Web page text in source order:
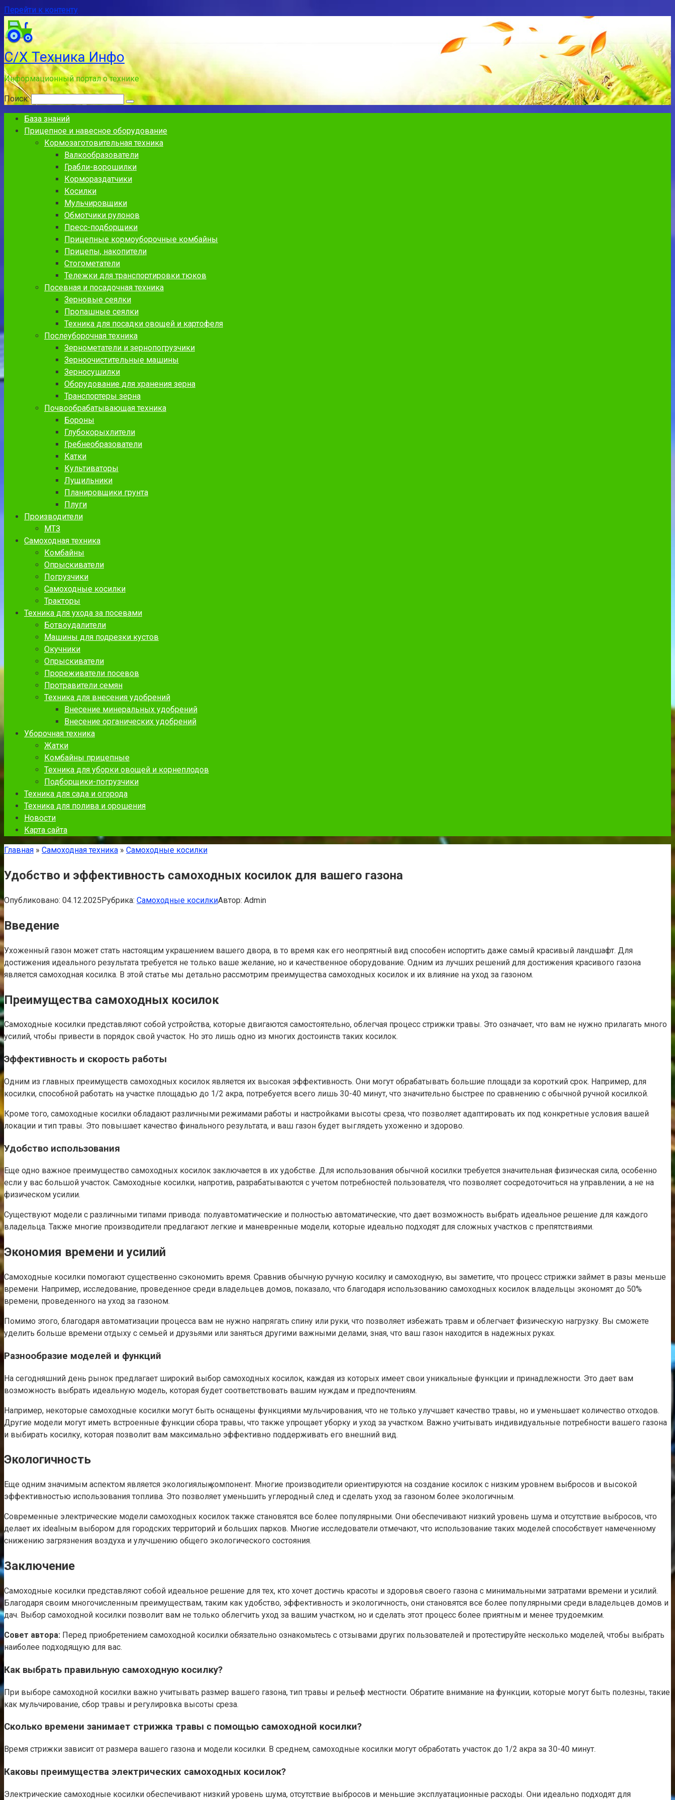
Перейти к контенту
С/Х Техника Инфо
Информационный портал о технике
Поиск:
База знаний
Прицепное и навесное оборудование
Кормозаготовительная техника
Валкообразователи
Грабли-ворошилки
Кормораздатчики
Косилки
Мульчировщики
Обмотчики рулонов
Пресс-подборщики
Прицепные кормоуборочные комбайны
Прицепы, накопители
Стогометатели
Тележки для транспортировки тюков
Посевная и посадочная техника
Зерновые сеялки
Пропашные сеялки
Техника для посадки овощей и картофеля
Послеуборочная техника
Зернометатели и зернопогрузчики
Зерноочистительные машины
Зерносушилки
Оборудование для хранения зерна
Транспортеры зерна
Почвообрабатывающая техника
Бороны
Глубокорыхлители
Гребнеобразователи
Катки
Культиваторы
Лущильники
Планировщики грунта
Плуги
Производители
МТЗ
Самоходная техника
Комбайны
Опрыскиватели
Погрузчики
Самоходные косилки
Тракторы
Техника для ухода за посевами
Ботвоудалители
Машины для подрезки кустов
Окучники
Опрыскиватели
Прореживатели посевов
Протравители семян
Техника для внесения удобрений
Внесение минеральных удобрений
Внесение органических удобрений
Уборочная техника
Жатки
Комбайны прицепные
Техника для уборки овощей и корнеплодов
Подборщики-погрузчики
Техника для сада и огорода
Техника для полива и орошения
Новости
Карта сайта
Главная » Самоходная техника » Самоходные косилки
Удобство и эффективность самоходных косилок для вашего газона
Опубликовано: 04.12.2025Рубрика: Самоходные косилкиАвтор: Admin
Введение
Ухоженный газон может стать настоящим украшением вашего двора, в то время как его неопрятный вид способен испортить даже самый красивый ландшафт. Для
достижения идеального результата требуется не только ваше желание, но и качественное оборудование. Одним из лучших решений для достижения красивого газона
является самоходная косилка. В этой статье мы детально рассмотрим преимущества самоходных косилок и их влияние на уход за газоном.
Преимущества самоходных косилок
Самоходные косилки представляют собой устройства, которые двигаются самостоятельно, облегчая процесс стрижки травы. Это означает, что вам не нужно прилагать много
усилий, чтобы привести в порядок свой участок. Но это лишь одно из многих достоинств таких косилок.
Эффективность и скорость работы
Одним из главных преимуществ самоходных косилок является их высокая эффективность. Они могут обрабатывать большие площади за короткий срок. Например, для
косилки, способной работать на участке площадью до 1/2 акра, потребуется всего лишь 30-40 минут, что значительно быстрее по сравнению с обычной ручной косилкой.
Кроме того, самоходные косилки обладают различными режимами работы и настройками высоты среза, что позволяет адаптировать их под конкретные условия вашей
локации и тип травы. Это повышает качество финального результата, и ваш газон будет выглядеть ухоженно и здорово.
Удобство использования
Еще одно важное преимущество самоходных косилок заключается в их удобстве. Для использования обычной косилки требуется значительная физическая сила, особенно
если у вас большой участок. Самоходные косилки, напротив, разрабатываются с учетом потребностей пользователя, что позволяет сосредоточиться на управлении, а не на
физическом усилии.
Существуют модели с различными типами привода: полуавтоматические и полностью автоматические, что дает возможность выбрать идеальное решение для каждого
владельца. Также многие производители предлагают легкие и маневренные модели, которые идеально подходят для сложных участков с препятствиями.
Экономия времени и усилий
Самоходные косилки помогают существенно сэкономить время. Сравнив обычную ручную косилку и самоходную, вы заметите, что процесс стрижки займет в разы меньше
времени. Например, исследование, проведенное среди владельцев домов, показало, что благодаря использованию самоходных косилок владельцы экономят до 50%
времени, проведенного на уход за газоном.
Помимо этого, благодаря автоматизации процесса вам не нужно напрягать спину или руки, что позволяет избежать травм и облегчает физическую нагрузку. Вы сможете
уделить больше времени отдыху с семьей и друзьями или заняться другими важными делами, зная, что ваш газон находится в надежных руках.
Разнообразие моделей и функций
На сегодняшний день рынок предлагает широкий выбор самоходных косилок, каждая из которых имеет свои уникальные функции и принадлежности. Это дает вам
возможность выбрать идеальную модель, которая будет соответствовать вашим нуждам и предпочтениям.
Например, некоторыe самоходные косилки могут быть оснащены функциями мульчирования, что не только улучшает качество травы, но и уменьшает количество отходов.
Другие модели могут иметь встроенные функции сбора травы, что также упрощает уборку и уход за участком. Важно учитывать индивидуальные потребности вашего газона
и выбирать косилку, которая позволит вам максимально эффективно поддерживать его внешний вид.
Экологичность
Еще одним значимым аспектом является экологиялық компонент. Многие производители ориентируются на создание косилок с низким уровнем выбросов и высокой
эффективностью использования топлива. Это позволяет уменьшить углеродный след и сделать уход за газоном более экологичным.
Современные электрические модели самоходных косилок также становятся все более популярными. Они обеспечивают низкий уровень шума и отсутствие выбросов, что
делает их idealным выбором для городских территорий и больших парков. Многие исследователи отмечают, что использование таких моделей способствует намеченному
снижению загрязнения воздуха и улучшению общего экологического состояния.
Заключение
Самоходные косилки представляют собой идеальное решение для тех, кто хочет достичь красоты и здоровья своего газона с минимальными затратами времени и усилий.
Благодаря своим многочисленным преимуществам, таким как удобство, эффективность и экологичность, они становятся все более популярными среди владельцев домов и
дач. Выбор самоходной косилки позволит вам не только облегчить уход за вашим участком, но и сделать этот процесс более приятным и менее трудоемким.
Совет автора: Перед приобретением самоходной косилки обязательно ознакомьтесь с отзывами других пользователей и протестируйте несколько моделей, чтобы выбрать
наиболее подходящую для вас.
Как выбрать правильную самоходную косилку?
При выборе самоходной косилки важно учитывать размер вашего газона, тип травы и рельеф местности. Обратите внимание на функции, которые могут быть полезны, такие
как мульчирование, сбор травы и регулировка высоты среза.
Сколько времени занимает стрижка травы с помощью самоходной косилки?
Время стрижки зависит от размера вашего газона и модели косилки. В среднем, самоходные косилки могут обработать участок до 1/2 акра за 30-40 минут.
Каковы преимущества электрических самоходных косилок?
Электрические самоходные косилки обеспечивают низкий уровень шума, отсутствие выбросов и меньшие эксплуатационные расходы. Они идеально подходят для